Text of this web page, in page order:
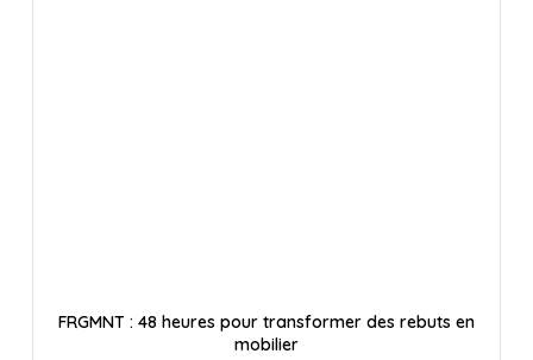
FRGMNT : 48 heures pour transformer des rebuts en
mobilier